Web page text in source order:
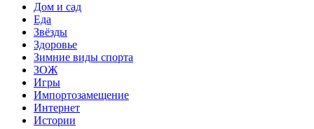
Дом и сад
Еда
Звёзды
Здоровье
Зимние виды спорта
ЗОЖ
Игры
Импортозамещение
Интернет
Истории